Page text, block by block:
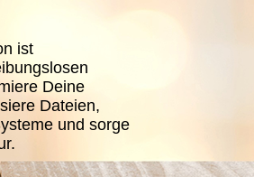
ist
Deine
Dateien,
und sorge